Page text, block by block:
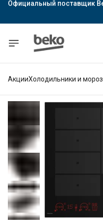
Официальный поставщик
АкцииХолодильники и